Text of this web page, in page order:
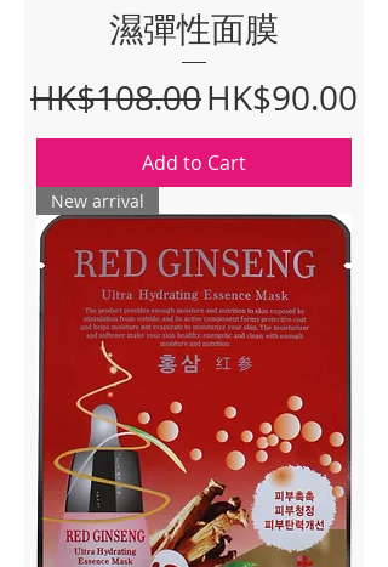
濕彈性面膜
Regular Price
HK$108.00Sale Price
HK$90.00
Add to Cart
New arrival